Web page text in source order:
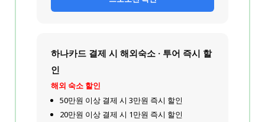
하나카드 결제 시 해외숙소 · 투어 즉시 할
인
해외 숙소 할인
50만원 이상 결제 시 3만원 즉시 할인
20만원 이상 결제 시 1만원 즉시 할인